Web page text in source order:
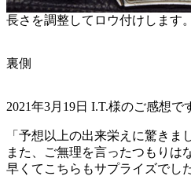
長さを調整してロウ付けします。
裏側
2021年3月19日 I.T.様のご感想で
「予想以上の出来栄えに驚きま
また、ご無理を言ったつもりは
早くてこちらもサプライズでした